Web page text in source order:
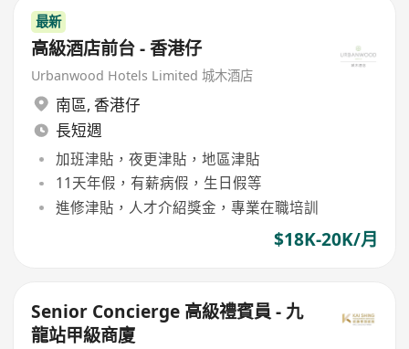
最新
高級酒店前台 - 香港仔
Urbanwood Hotels Limited 城木酒店
南區, 香港仔
長短週
加班津貼，夜更津貼，地區津貼
11天年假，有薪病假，生日假等
進修津貼，人才介紹獎金，專業在職培訓
$18K-20K/月
Senior Concierge 高級禮賓員 - 九
龍站甲級商廈